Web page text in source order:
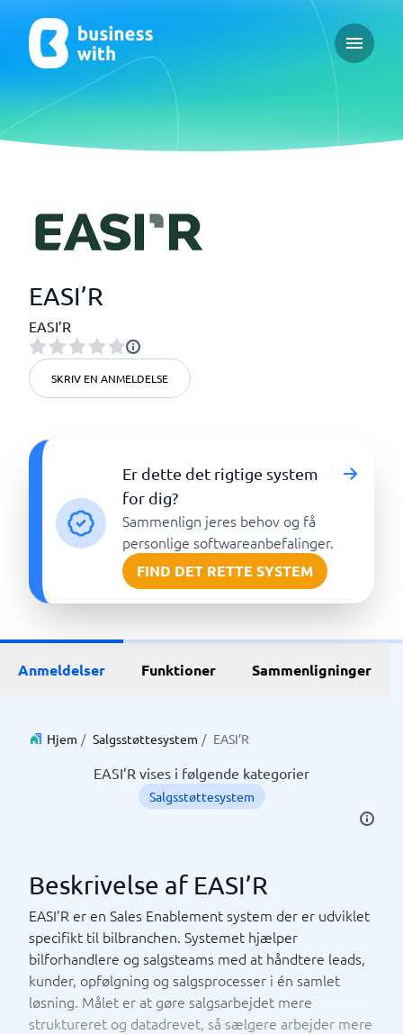
Open
EASI’R
EASI’R
SKRIV EN ANMELDELSE
Er dette det rigtige system
for dig?
Sammenlign jeres behov og få
personlige softwareanbefalinger.
FIND DET RETTE SYSTEM
Anmeldelser Funktioner Sammenligninger
Hjem / Salgsstøttesystem / EASI’R
EASI’R vises i følgende kategorier
Salgsstøttesystem
Beskrivelse af EASI’R
EASI’R er en Sales Enablement system der er udviklet
specifikt til bilbranchen. Systemet hjælper
bilforhandlere og salgsteams med at håndtere leads,
kunder, opfølgning og salgsprocesser i én samlet
løsning. Målet er at gøre salgsarbejdet mere
struktureret og datadrevet, så sælgere arbejder mere